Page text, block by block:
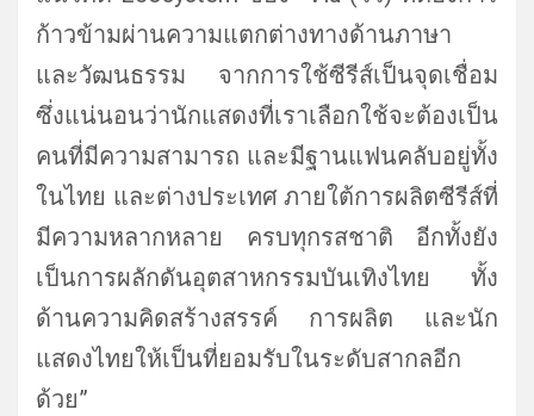
ก้าวข้ามผ่านความแตกต่างทางด้านภาษา
และวัฒนธรรม จากการใช้ซีรีส์เป็นจุดเชื่อม
ซึ่งแน่นอนว่านักแสดงที่เราเลือกใช้จะต้องเป็น
คนที่มีความสามารถ และมีฐานแฟนคลับอยู่ทั้ง
ในไทย และต่างประเทศ ภายใต้การผลิตซีรีส์ที่
มีความหลากหลาย ครบทุกรสชาติ อีกทั้งยัง
เป็นการผลักดันอุตสาหกรรมบันเทิงไทย ทั้ง
ด้านความคิดสร้างสรรค์ การผลิต และนัก
แสดงไทยให้เป็นที่ยอมรับในระดับสากลอีก
ด้วย”